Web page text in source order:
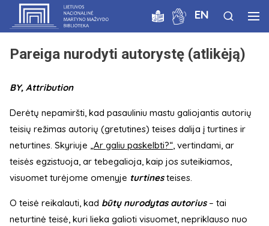
EN
Pareiga nurodyti autorystę (atlikėją)
BY, Attribution
Derėtų nepamiršti, kad pasauliniu mastu galiojantis autorių
teisių režimas autorių (gretutines) teises dalija į turtines ir
neturtines. Skyriuje „Ar galiu paskelbti?“ , vertindami, ar
teisės egzistuoja, ar tebegalioja, kaip jos suteikiamos,
visuomet turėjome omenyje turtinesteises.
O teisė reikalauti, kad būtų nurodytas autorius– tai
neturtinė teisė, kuri lieka galioti visuomet, nepriklauso nuo